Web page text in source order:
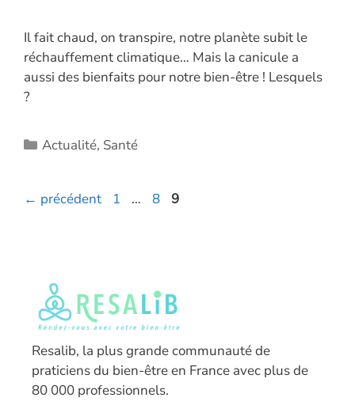
Il fait chaud, on transpire, notre planète subit le
réchauffement climatique… Mais la canicule a
aussi des bienfaits pour notre bien-être ! Lesquels
?
Catégories
Actualité, Santé
← précédent Page
1 … Page
8 Page
9
Resalib, la plus grande communauté de
praticiens du bien-être en France avec plus de
80 000 professionnels.